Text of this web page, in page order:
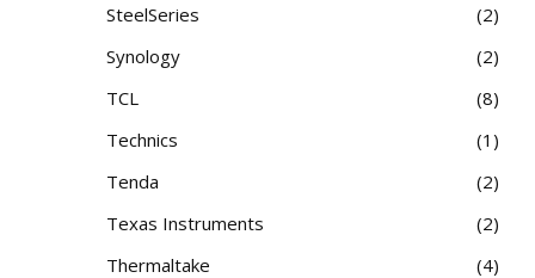
SteelSeries
2
Synology
2
TCL
8
Technics
1
Tenda
2
Texas Instruments
2
Thermaltake
4